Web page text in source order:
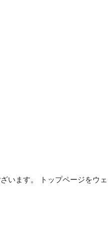
います。 トップページをウェ